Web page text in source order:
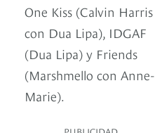
One Kiss (Calvin Harris
con Dua Lipa), IDGAF
(Dua Lipa) y Friends
(Marshmello con Anne-
Marie).